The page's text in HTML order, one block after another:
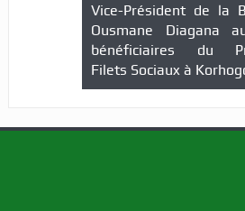
Vice-Président de la
Ousmane Diagana
bénéficiaires du
Filets Sociaux à
Filets Sociaux formés